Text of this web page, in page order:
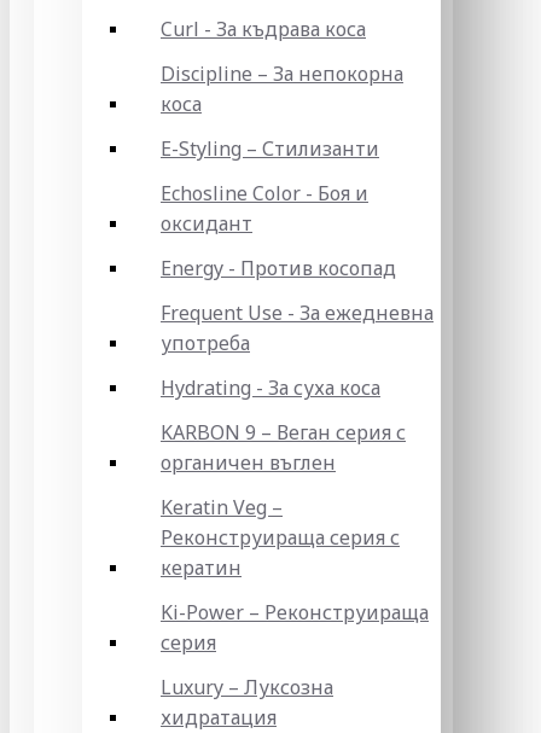
Curl - За къдрава коса
Discipline – За непокорна
коса
E-Styling – Стилизанти
Echosline Color - Боя и
оксидант
Energy - Против косопад
Frequent Use - За ежедневна
употреба
Hydrating - За суха коса
KARBON 9 – Веган серия с
органичен въглен
Keratin Veg –
Реконструираща серия с
кератин
Ki-Power – Реконструираща
серия
Luxury – Луксозна
хидратация